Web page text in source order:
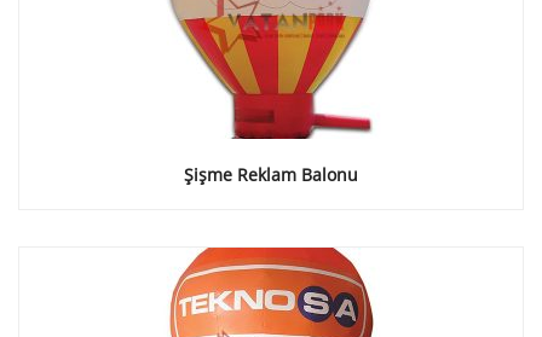
Şişme Reklam Balonu